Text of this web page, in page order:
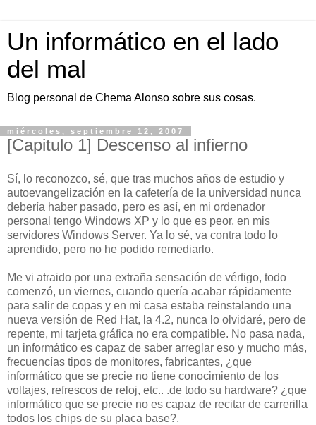
Un informático en el lado
del mal
Blog personal de Chema Alonso sobre sus cosas.
miércoles, septiembre 12, 2007
[Capitulo 1] Descenso al infierno
Sí, lo reconozco, sé, que tras muchos años de estudio y
autoevangelización en la cafetería de la universidad nunca
debería haber pasado, pero es así, en mi ordenador
personal tengo Windows XP y lo que es peor, en mis
servidores Windows Server. Ya lo sé, va contra todo lo
aprendido, pero no he podido remediarlo.
Me vi atraido por una extraña sensación de vértigo, todo
comenzó, un viernes, cuando quería acabar rápidamente
para salir de copas y en mi casa estaba reinstalando una
nueva versión de Red Hat, la 4.2, nunca lo olvidaré, pero de
repente, mi tarjeta gráfica no era compatible. No pasa nada,
un informático es capaz de saber arreglar eso y mucho más,
frecuencías tipos de monitores, fabricantes, ¿que
informático que se precie no tiene conocimiento de los
voltajes, refrescos de reloj, etc.. .de todo su hardware? ¿que
informático que se precie no es capaz de recitar de carrerilla
todos los chips de su placa base?.